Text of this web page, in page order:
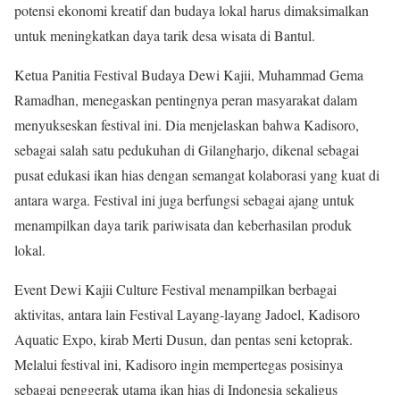
potensi ekonomi kreatif dan budaya lokal harus dimaksimalkan
untuk meningkatkan daya tarik desa wisata di Bantul.
Ketua Panitia Festival Budaya Dewi Kajii, Muhammad Gema
Ramadhan, menegaskan pentingnya peran masyarakat dalam
menyukseskan festival ini. Dia menjelaskan bahwa Kadisoro,
sebagai salah satu pedukuhan di Gilangharjo, dikenal sebagai
pusat edukasi ikan hias dengan semangat kolaborasi yang kuat di
antara warga. Festival ini juga berfungsi sebagai ajang untuk
menampilkan daya tarik pariwisata dan keberhasilan produk
lokal.
Event Dewi Kajii Culture Festival menampilkan berbagai
aktivitas, antara lain Festival Layang-layang Jadoel, Kadisoro
Aquatic Expo, kirab Merti Dusun, dan pentas seni ketoprak.
Melalui festival ini, Kadisoro ingin mempertegas posisinya
sebagai penggerak utama ikan hias di Indonesia sekaligus